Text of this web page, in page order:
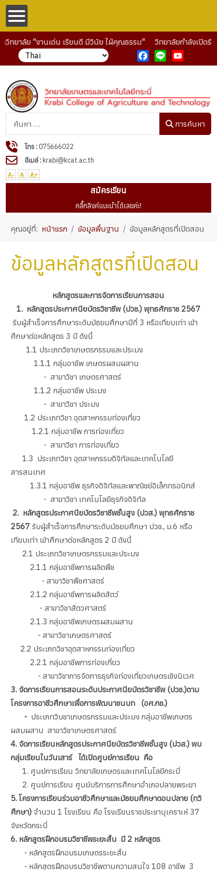
ทยาลัย "งานเด่น เรียนดี มีวินัย ใฝ่คุณธรรม" วิทยาลัยกำลังเปิดรั
Facebook
Line YouTube
การค้นหา การค้นหา
โทร :075666022
อีเมล์ :krabi@kcat.ac.th
A- A A+
สมัครเรียน
คลื๊กลิงค์แนะนำได้เลยค่ะ!
คุณอยู่ที่: หน้าแรก ข้อมูลพื้นฐาน ข้อมูลหลักสูตรที่เปิดสอน
ข้อมูลหลักสูตรที่เปิดสอน
หลักสูตรและการจัดการเรียนการสอน
1. หลักสูตรประกาศนียบัตรวิชาชีพ (ปวช.) พุทธศักราช 2567
รับผู้สำเร็จการศึกษาระดับมัธยมศึกษาปีที่ 3 หรือเทียบเท่า เข้า
ศึกษาต่อหลักสูตร 3 ปี ดังนี้
1.1 ประเภทวิชาเกษตรกรรมและประมง
1.1.1 กลุ่มอาชีพ เกษตรผสมผสาน
- สาขาวิชา เกษตรศาสตร์
1.1.2 กลุ่มอาชีพ ประมง
- สาขาวิชา ประมง
1.2 ประเภทวิชา อุตสาหกรรมท่องเที่ยว
1.2.1 กลุ่มอาชีพ การท่องเที่ยว
- สาขาวิชา การท่องเที่ยว
1.3 ประเภทวิชา อุตสาหกรรมดิจิทัลและเทคโนโลยี
สารสนเทศ
1.3.1 กลุ่มอาชีพ ธุรกิจดิจิทัลและพาณิชย์อิเล็กทรอนิกส์
- สาขาวิชา เทคโนโลยีธุรกิจดิจิทัล
2. หลักสูตรประกาศนียบัตรวิชาชีพชั้นสูง (ปวส.) พุทธศักราช
2567รับผู้สำเร็จการศึกษาระดับมัธยมศึกษา ปวช., ม.6 หรือ
เทียบเท่า เข้าศึกษาต่อหลักสูตร 2 ปี ดังนี้
2.1 ประเภทวิชาเกษตรกรรมและประมง
2.1.1 กลุ่มอาชีพการผลิตพืช
- สาขาวิชาพืชศาสตร์
2.1.2 กลุ่มอาชีพการผลิตสัตว์
- สาขาวิชาสัตวศาสตร์
2.1.3 กลุ่มอาชีพเกษตรผสมผสาน
- สาขาวิชาเกษตรศาสตร์
2.2 ประเภทวิชาอุตสาหกรรมท่องเที่ยว
2.2.1 กลุ่มอาชีพการท่องเที่ยว
- สาขาวิชาการจัดการธุรกิจท่องเที่ยวเกษตรเชิงนิเวศ
3. จัดการเรียนการสอนระดับประกาศนียบัตรวิชาชีพ (ปวช.)ตาม
โครงการอาชีวศึกษาเพื่อการพัฒนาชนบท (อศ.กช.)
- ประเภทวิบชาเกษตรกรรมและประมง กลุ่มอาชีพเกษตร
ผสมผสาน สาขาวิชาเกษตรศาสตร์
4. จัดการเรียนหลักสูตรประกาศนียบัตรวิชาชีพชั้นสูง (ปวส.) พบ
กลุ่มเรียนในวันเสาร์ ได้เปิดศูนย์การเรียน คือ
1. ศูนย์การเรียน วิทยาลัยเกษตรและเทคโนโลยีกระบี่
2. ศูนย์การเรียน ศูนย์บริการการศึกษาอำเภอปลายพระยา
5. โครงการเรียนร่วมอาชีวศึกษาและมัธยมศึกษาตอนปลาย (ทวิ
ศึกษา) จำนวน 1 โรงเรียน คือ โรงเรียนราชประชานุเคราะห์ 37
จังหวัดกระบี่
6. หลักสูตรฝึกอบรมวิชาชีพระยะสั้น มี 2 หลักสูตร
- หลักสูตรฝึกอบรมเกษตรระยะสั้น
- หลักสูตรฝึกอบรมวิชาชีพตามความสนใจ 108 อาชีพ 3